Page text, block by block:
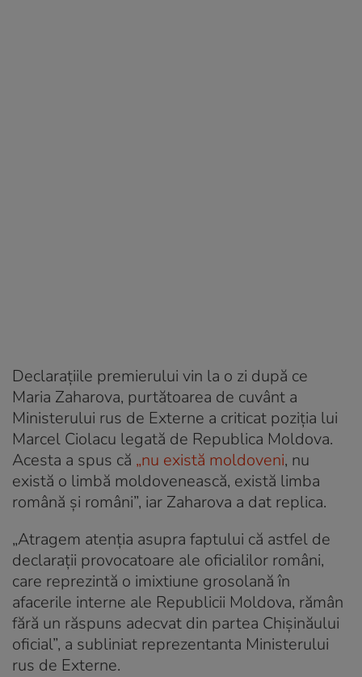
Declarațiile premierului vin la o zi după ce
Maria Zaharova, purtătoarea de cuvânt a
Ministerului rus de Externe a criticat poziția lui
Marcel Ciolacu legată de Republica Moldova.
Acesta a spus că „nu există moldoveni, nu
există o limbă moldovenească, există limba
română şi români”, iar Zaharova a dat replica.
„Atragem atenţia asupra faptului că astfel de
declaraţii provocatoare ale oficialilor români,
care reprezintă o imixtiune grosolană în
afacerile interne ale Republicii Moldova, rămân
fără un răspuns adecvat din partea Chişinăului
oficial”, a subliniat reprezentanta Ministerului
rus de Externe.